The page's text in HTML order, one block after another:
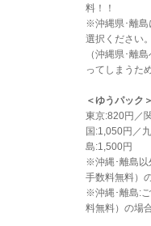
料！！
※沖縄県･離島
選択ください。
（沖縄県･離
ってしまうた
＜ゆうパック＞
東京:820円／
国:1,050円／
島:1,500円
※沖縄･離島以
手数料無料）
※沖縄･離島:
料無料）の場